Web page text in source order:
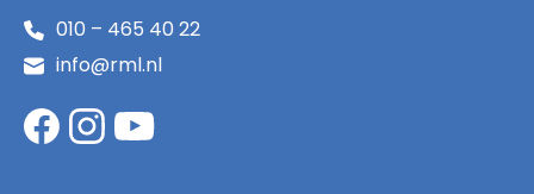
010 – 465 40 22
info@rml.nl